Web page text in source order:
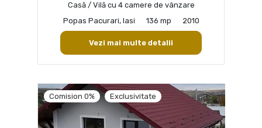
Casă / Vilă cu 4 camere de vânzare
Popas Pacurari, Iasi
136 mp 2010
Vezi mai multe detalii
Comision 0% Exclusivitate